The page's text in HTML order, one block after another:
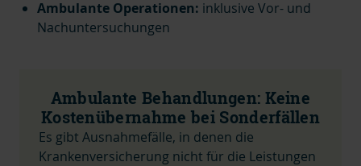
Ambulante Operationen: inklusive Vor- und
Nachuntersuchungen
Ambulante Behandlungen: Keine
Kostenübernahme bei Sonderfällen
Es gibt Ausnahmefälle, in denen die
Krankenversicherung nicht für die Leistungen